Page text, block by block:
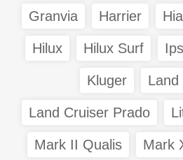
Granvia Harrier
Hilux Hilux Surf
Kluger Land
Land Cruiser Prado
Mark II Qualis Mark